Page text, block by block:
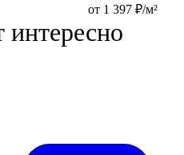
от 1 397 ₽/м²
интересно